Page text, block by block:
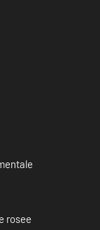
rosee